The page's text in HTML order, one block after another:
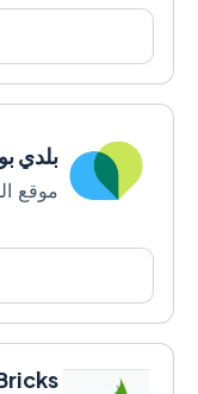
بلدي
موقع